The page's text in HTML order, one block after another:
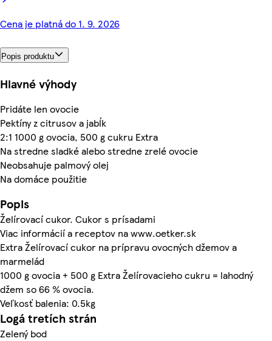
Cena je platná do 1. 9. 2026
Popis produktu
Hlavné výhody
Pridáte len ovocie
Pektíny z citrusov a jabĺk
2:1 1000 g ovocia, 500 g cukru Extra
Na stredne sladké alebo stredne zrelé ovocie
Neobsahuje palmový olej
Na domáce použitie
Popis
Želírovací cukor. Cukor s prísadami
Viac informácií a receptov na www.oetker.sk
Extra Želírovací cukor na prípravu ovocných džemov a
marmelád
1000 g ovocia + 500 g Extra Želírovacieho cukru = lahodný
džem so 66 % ovocia.
Veľkosť balenia: 0.5kg
Logá tretích strán
Zelený bod